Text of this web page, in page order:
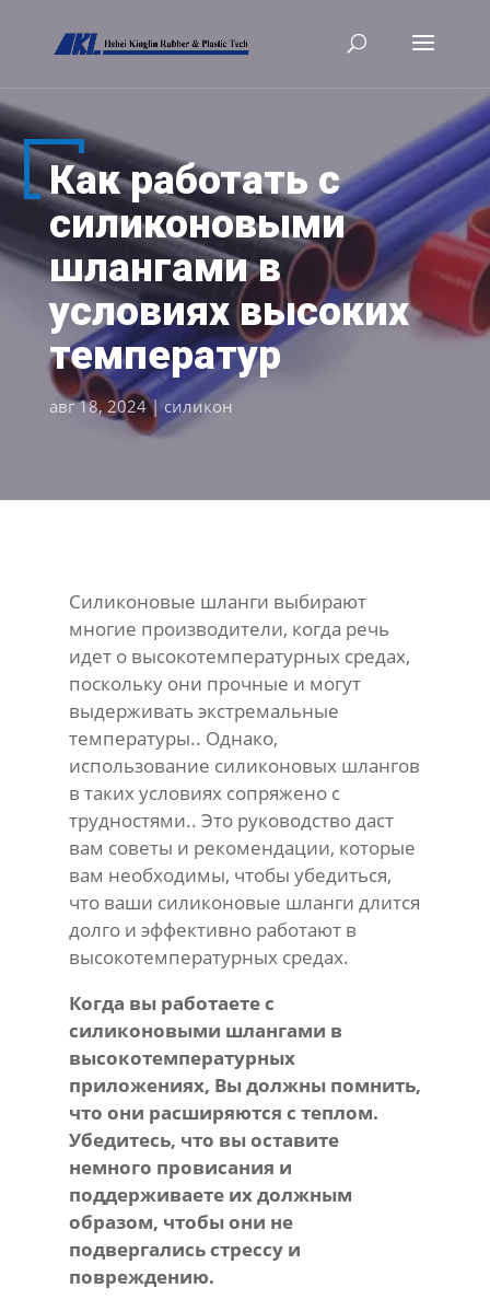
Как работать с
силиконовыми
шлангами в
условиях высоких
температур
авг 18, 2024|силикон
Силиконовые шланги выбирают
многие производители, когда речь
идет о высокотемпературных средах,
поскольку они прочные и могут
выдерживать экстремальные
температуры.. Однако,
использование силиконовых шлангов
в таких условиях сопряжено с
трудностями.. Это руководство даст
вам советы и рекомендации, которые
вам необходимы, чтобы убедиться,
что ваши силиконовые шланги длится
долго и эффективно работают в
высокотемпературных средах.
Когда вы работаете с
силиконовыми шлангами в
высокотемпературных
приложениях, Вы должны помнить,
что они расширяются с теплом.
Убедитесь, что вы оставите
немного провисания и
поддерживаете их должным
образом, чтобы они не
подвергались стрессу и
повреждению.